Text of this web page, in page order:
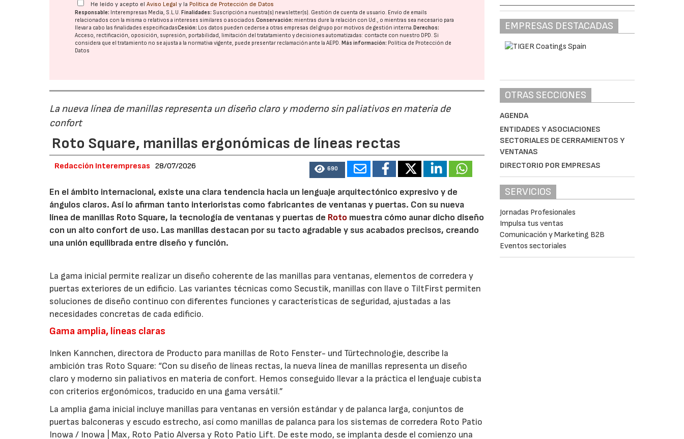
He leído y acepto elAviso Legal y la Política de Protección de Datos
Responsable: Interempresas Media, S.L.U. Finalidades: Suscripción a nuestra(s) newsletter(s). Gestión de cuenta de usuario. Envío de emails
relacionados con la misma o relativos a intereses similares o asociados.Conservación: mientras dure la relación con Ud., o mientras sea necesario para
llevar a cabo las finalidades especificadasCesión: Los datos pueden cederse a otras empresas del grupo por motivos de gestión interna. Derechos:
Acceso, rectificación, oposición, supresión, portabilidad, limitación del tratatamiento y decisiones automatizadas: contacte con nuestro DPD. Si
considera que el tratamiento no se ajusta a la normativa vigente, puede presentar reclamación ante laAEPD. Más información: Política de Protección de
Datos
La nueva línea de manillas representa un diseño claro y moderno sin paliativos en materia de
confort
Roto Square, manillas ergonómicas de líneas rectas
Redacción Interempresas 28/07/2026 690
En el ámbito internacional, existe una clara tendencia hacia un lenguaje arquitectónico expresivo y de
ángulos claros. Así lo afirman tanto interioristas como fabricantes de ventanas y puertas. Con su nueva
línea de manillas Roto Square, la tecnología de ventanas y puertas de Roto muestra cómo aunar dicho diseño
con un alto confort de uso. Las manillas destacan por su tacto agradable y sus acabados precisos, creando
una unión equilibrada entre diseño y función.
La gama inicial permite realizar un diseño coherente de las manillas para ventanas, elementos de corredera y
puertas exteriores de un edificio. Las variantes técnicas como Secustik, manillas con llave o TiltFirst permiten
soluciones de diseño continuo con diferentes funciones y características de seguridad, ajustadas a las
necesidades concretas de cada edificio.
Gama amplia, líneas claras
Inken Kannchen, directora de Producto para manillas de Roto Fenster- und Türtechnologie, describe la
ambición tras Roto Square: “Con su diseño de líneas rectas, la nueva línea de manillas representa un diseño
claro y moderno sin paliativos en materia de confort. Hemos conseguido llevar a la práctica el lenguaje cubista
con criterios ergonómicos, traducido en una gama versátil.”
La amplia gama inicial incluye manillas para ventanas en versión estándar y de palanca larga, conjuntos de
puertas balconeras y escudo estrecho, así como manillas de palanca para los sistemas de corredera Roto Patio
Inowa / Inowa | Max, Roto Patio Alversa y Roto Patio Lift. De este modo, se implanta desde el comienzo una
EMPRESAS DESTACADAS
OTRAS SECCIONES
AGENDA
ENTIDADES Y ASOCIACIONES
SECTORIALES DE CERRAMIENTOS Y
VENTANAS
DIRECTORIO POR EMPRESAS
SERVICIOS
Jornadas Profesionales
Impulsa tus ventas
Comunicación y Marketing B2B
Eventos sectoriales